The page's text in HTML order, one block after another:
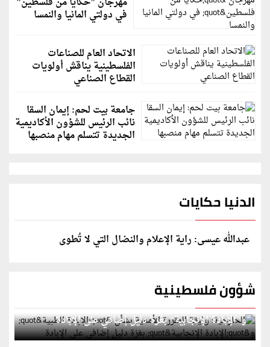
في دولتي المانيا والنمسا
الاتحاد العام للصناعات
الفلسطينية يناقش أولويات
القطاع الصناعي
جامعة بيت لحم: إيمان السقا
نائب الرئيس للشؤون الأكاديمية
الجديدة تتسلم مهام منصبها
الدنيا حكايات
عبدالله عيسى: راية الإعلام والنضال التي لا تُطوى
شؤون فلسطينية
الخارجية: وثيقة المقررة الأممية بشأن "الإبادة الطبية"
و"الإبادة الإنجابية" بغزة دليل إضافي على الإبادة